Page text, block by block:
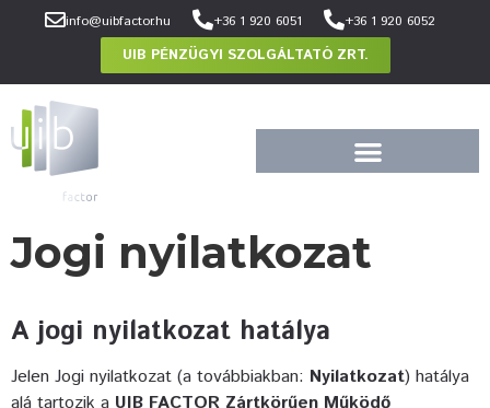
info@uibfactor.hu +36 1 920 6051 +36 1 920 6052
UIB PÉNZÜGYI SZOLGÁLTATÓ ZRT.
Jogi nyilatkozat
A jogi nyilatkozat hatálya
Jelen Jogi nyilatkozat (a továbbiakban: Nyilatkozat) hatálya